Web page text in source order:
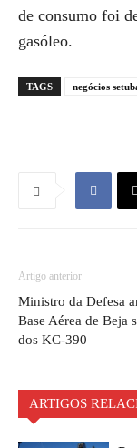
de consumo foi
gasóleo.
TAGS negócios
Artigo anterior
Ministro da Defesa
Base Aérea de Beja
dos KC-390
ARTIGOS